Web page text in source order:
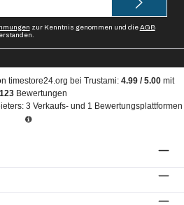
timestore24.org bei Trustami: 4.99/5.00mit
Bewertungen
3 Verkaufs- und 1 Bewertungsplattformen
zur Kenntnis genommen und dieAGB